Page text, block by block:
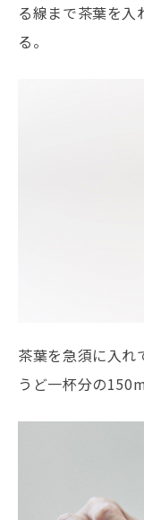
る線まで茶葉を
る。
茶葉を急須に入れ
うど一杯分の